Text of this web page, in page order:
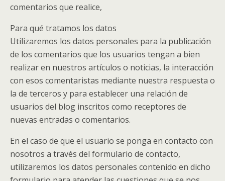
comentarios que realice,
Para qué tratamos los datos
Utilizaremos los datos personales para la publicación
de los comentarios que los usuarios tengan a bien
realizar en nuestros artículos o noticias, la interacción
con esos comentaristas mediante nuestra respuesta o
la de terceros y para establecer una relación de
usuarios del blog inscritos como receptores de
nuevas entradas o comentarios.
En el caso de que el usuario se ponga en contacto con
nosotros a través del formulario de contacto,
utilizaremos los datos personales contenido en dicho